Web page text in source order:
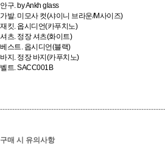
안구. by Ankh glass
가발. 미모사 컷(샤이니 브라운/M사이즈)
재킷. 옵시디언(카푸치노)
셔츠. 정장 셔츠(화이트)
베스트. 옵시디언(블랙)
바지. 정장 바지(카푸치노)
벨트. SACC001B
구매 시 유의사항